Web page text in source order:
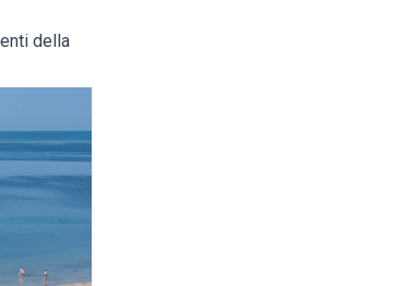
della